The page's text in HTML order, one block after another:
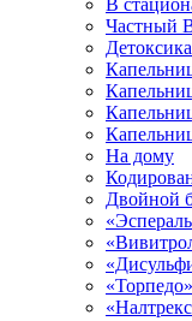
В
Частный
На дому
Двойной
«Торпедо»